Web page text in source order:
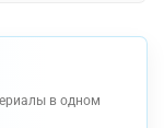
в одном